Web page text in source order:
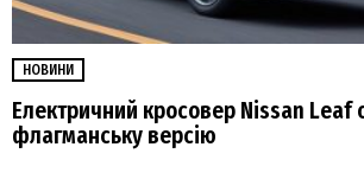
НОВИНИ
Електричний кросовер Nissan Leaf
флагманську версію